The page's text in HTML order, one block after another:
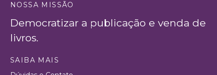
NOSSA MISSÃO
Democratizar a publicação e venda de
livros.
SAIBA MAIS